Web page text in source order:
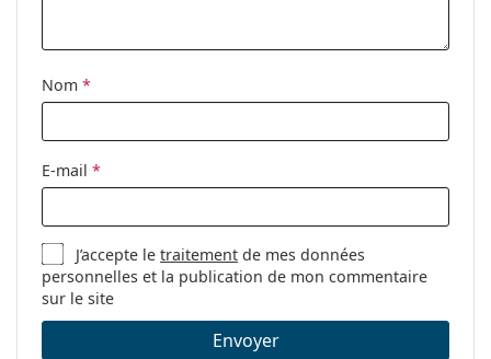
nettoyage:
Oui
Catégorie:
Lunettes de vue
Marque:
Ralph
Code:
0RA 6047 9358 54
Nom *
E-mail *
J’accepte letraitement de mes données
personnelles et la publication de mon commentaire
sur le site
Envoyer